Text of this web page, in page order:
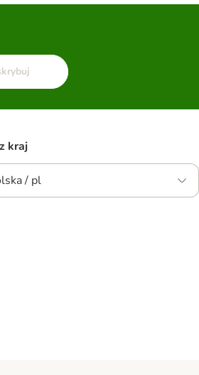
kraj
/ pl